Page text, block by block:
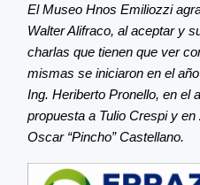
El Museo Hnos Emiliozzi
Walter Alifraco, al aceptar y
charlas que tienen que ver
mismas se iniciaron en el
Ing. Heriberto Pronello, en el
propuesta a Tulio Crespi y
Oscar “Pincho” Castellano.